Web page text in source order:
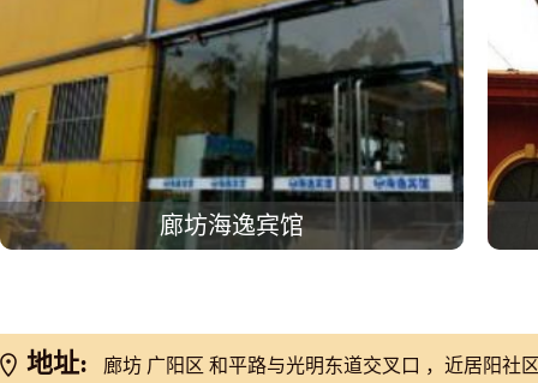
廊坊海逸宾馆
地址: 廊坊 广阳区 和平路与光明东道交叉口 ，近居阳社